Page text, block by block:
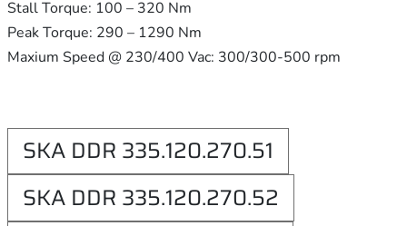
Stall Torque: 100 – 320 Nm
Peak Torque: 290 – 1290 Nm
Maxium Speed @ 230/400 Vac: 300/300-500 rpm
SKA DDR 335.120.270.51
SKA DDR 335.120.270.52